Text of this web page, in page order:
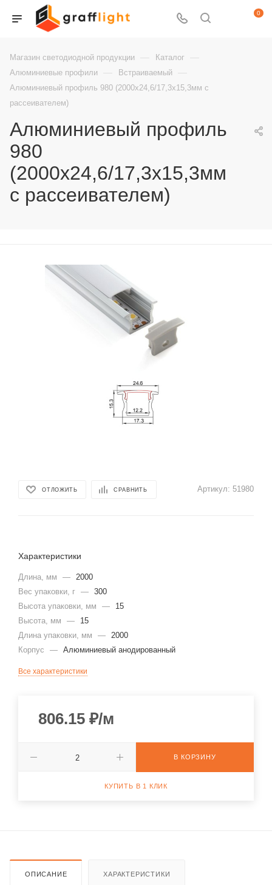
0
Магазин светодиодной продукции — Каталог —
Алюминиевые профили — Встраиваемый —
Алюминиевый профиль 980 (2000x24,6/17,3x15,3мм с
рассеивателем)
Алюминиевый профиль
980
(2000x24,6/17,3x15,3мм
с рассеивателем)
ОТЛОЖИТЬ СРАВНИТЬ Артикул: 51980
Характеристики
Длина, мм — 2000
Вес упаковки, г — 300
Высота упаковки, мм
—
15
Высота, мм
—
15
Длина упаковки, мм
— 2000
Корпус
— Алюминиевый анодированный
Все характеристики
806.15 ₽/м
В КОРЗИНУ
КУПИТЬ В 1 КЛИК
ОПИСАНИЕ ХАРАКТЕРИСТИКИ